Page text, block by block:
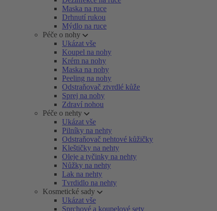
Maska na ruce
Drhnutí rukou
Mýdlo na ruce
Péče o nohy
Ukázat vše
Koupel na nohy
Krém na nohy
Maska na nohy
Peeling na nohy
Odstraňovač ztvrdlé kůže
Sprej na nohy
Zdraví nohou
Péče o nehty
Ukázat vše
Pilníky na nehty
Odstraňovač nehtové kůžičky
Kleštičky na nehty
Oleje a tyčinky na nehty
Nůžky na nehty
Lak na nehty
Tvrdidlo na nehty
Kosmetické sady
Ukázat vše
Sprchové a koupelové sety